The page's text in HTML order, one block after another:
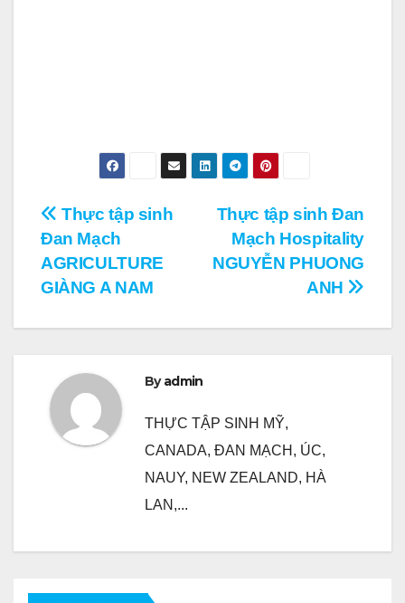
Điều
hướng
bài
viết
Thực tập sinh Đan
Mạch Hospitality
NGUYỄN PHUONG
ANH
Thực tập sinh
Đan Mạch
AGRICULTURE
GIÀNG A NAM
Byadmin
THỰC TẬP SINH MỸ,
CANADA, ĐAN MẠCH, ÚC,
NAUY, NEW ZEALAND, HÀ
LAN,...